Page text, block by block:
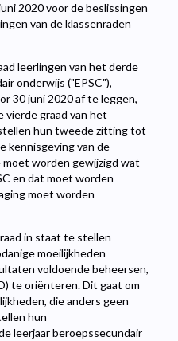
2020 voor de beslissingen
van de klassenraden
leerlingen van het derde
onderwijs ("EPSC"),
30 juni 2020 af te leggen,
graad van het
hun tweede zitting tot
kennisgeving van de
moet worden gewijzigd wat
en dat moet worden
moet worden
in staat te stellen
moeilijkheden
voldoende beheersen,
te oriënteren. Dit gaat om
die anders geen
hun
leerjaar beroepssecundair